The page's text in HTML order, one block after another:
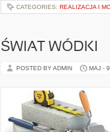
CATEGORIES: REALIZACJA I
ŚWIAT WÓDKI
POSTED BY ADMIN MAJ -